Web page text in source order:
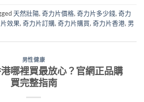
天然壯陽, 奇力片價格, 奇力片多少錢, 奇力
效果, 奇力片訂購, 奇力片購買, 奇力片香港, 男
男性健康
哪裡買最放心？官網正品購
買完整指南